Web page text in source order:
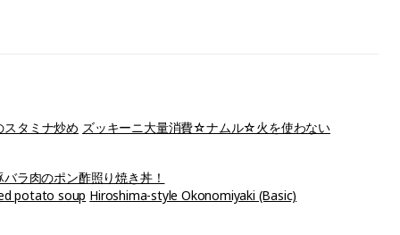
タミナ炒め ズッキーニ大量消費☆ナムル☆火を使わない
ラ肉のポン酢照り焼き丼！
potato soup Hiroshima-style Okonomiyaki (Basic)